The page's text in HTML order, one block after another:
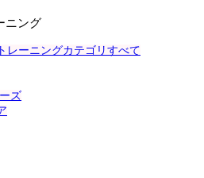
ニング
レーニングカテゴリすべて
ズ